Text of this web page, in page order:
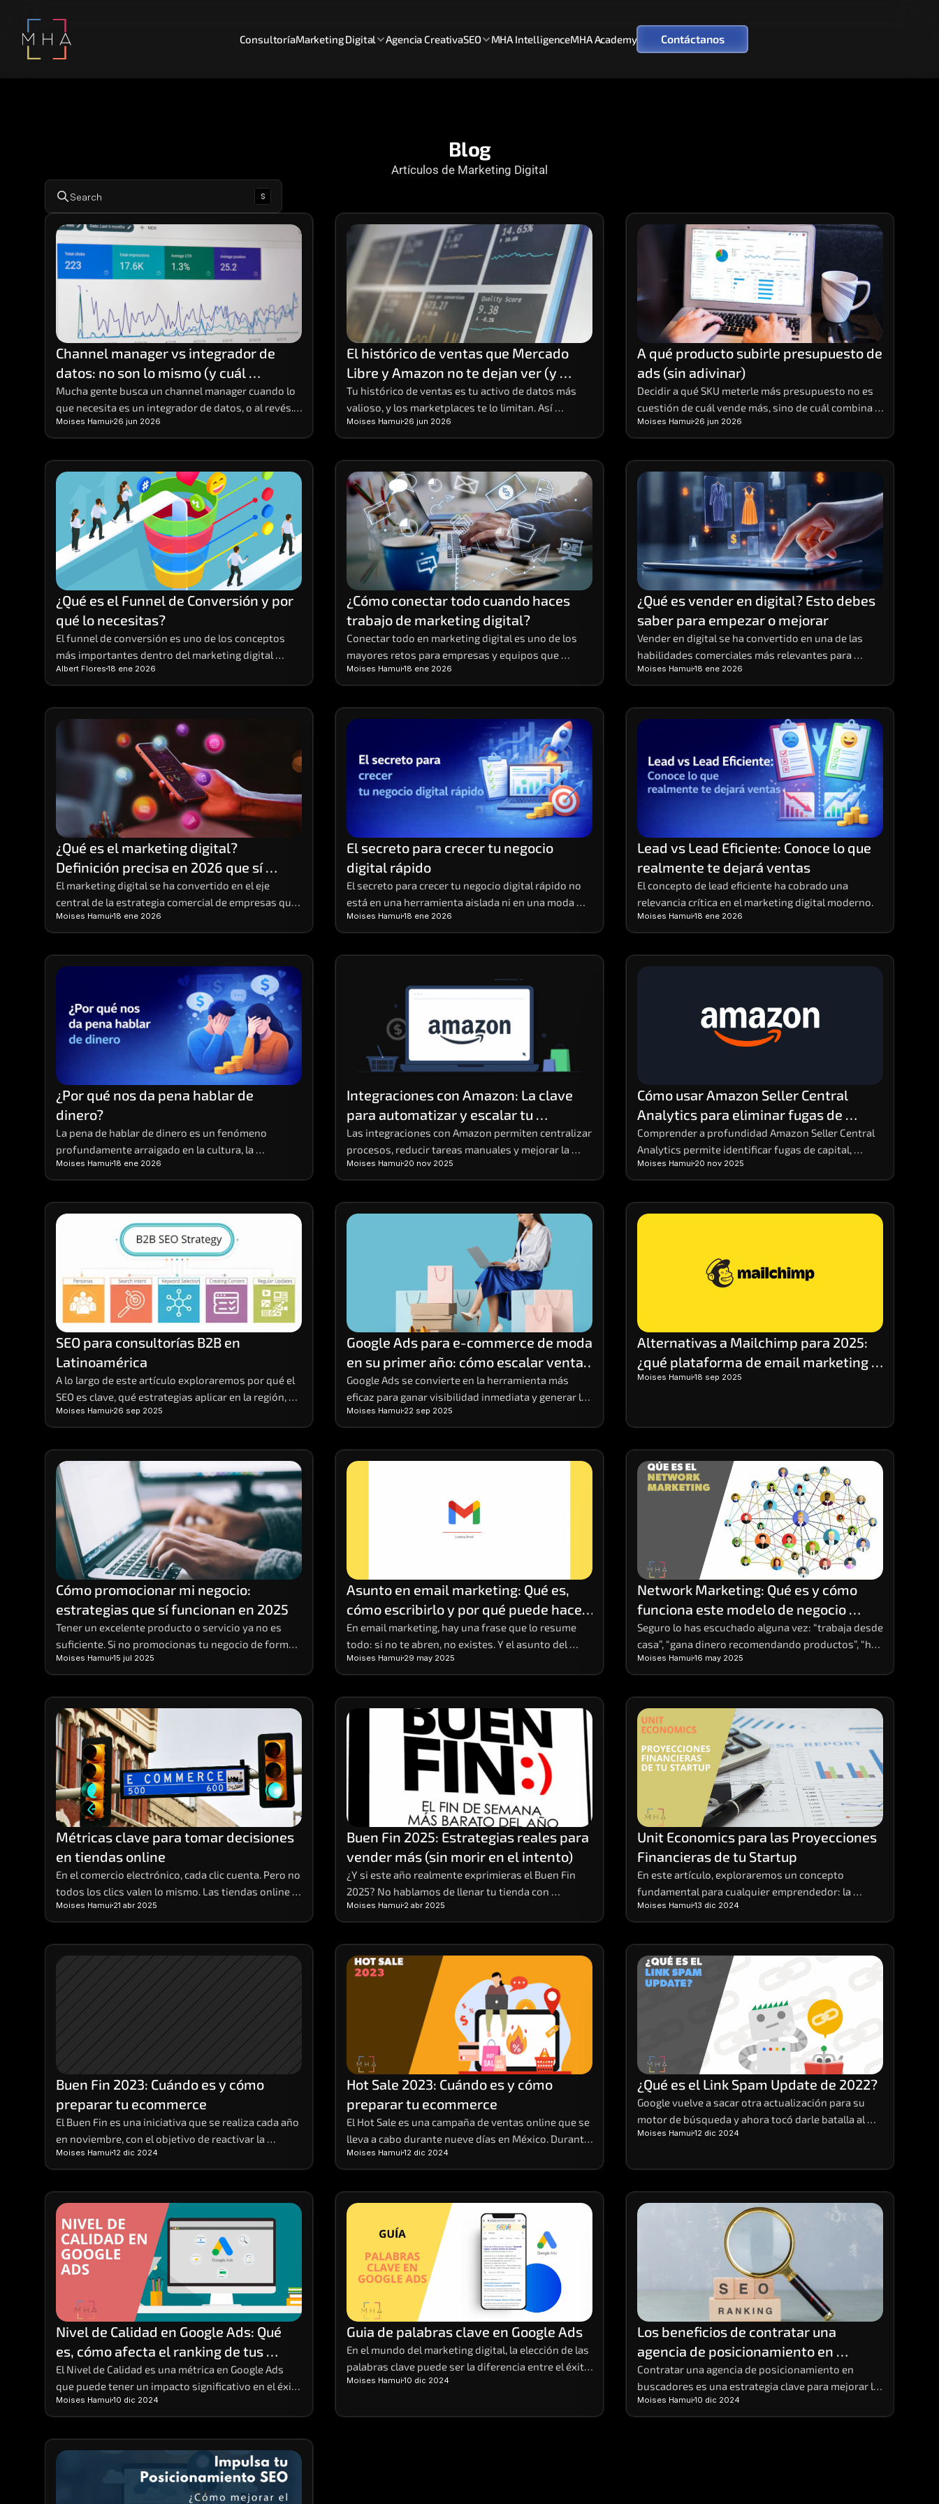
ConsultoríaMarketing Digital Agencia CreativaSEO MHA IntelligenceMHA Academy Contáctanos
Blog
Artículos de Marketing Digital
Search s
Channel manager vs integrador de
datos: no son lo mismo (y cuál
necesitas)
Mucha gente busca un channel manager cuando lo
que necesita es un integrador de datos, o al revés.
Hacen cosas distintas; aquí está la diferencia y
cómo elegir.
Moises Hamui 26 jun 2026
El histórico de ventas que Mercado
Libre y Amazon no te dejan ver (y
cómo conservarlo)
Tu histórico de ventas es tu activo de datos más
valioso, y los marketplaces te lo limitan. Así
funciona la limitación y cómo conservar tu data
completa.
Moises Hamui 26 jun 2026
A qué producto subirle presupuesto de
ads (sin adivinar)
Decidir a qué SKU meterle más presupuesto no es
cuestión de cuál vende más, sino de cuál combina
ROAS real, margen y stock para escalar sin tronar.
Moises Hamui 26 jun 2026
¿Qué es el Funnel de Conversión y por
qué lo necesitas?
El funnel de conversión es uno de los conceptos
más importantes dentro del marketing digital
moderno, aunque también uno de los menos
comprendidos. Muchas empresas generan tráfico
Albert Flores 18 ene 2026
¿Cómo conectar todo cuando haces
trabajo de marketing digital?
Conectar todo en marketing digital es uno de los
mayores retos para empresas y equipos que
ejecutan múltiples acciones al mismo tiempo
Moises Hamui 18 ene 2026
¿Qué es vender en digital? Esto debes
saber para empezar o mejorar
Vender en digital se ha convertido en una de las
habilidades comerciales más relevantes para
empresas y emprendedores que buscan
crecimiento sostenible
Moises Hamui 18 ene 2026
¿Qué es el marketing digital?
Definición precisa en 2026 que sí
entiendes y para poner en práctica
El marketing digital se ha convertido en el eje
central de la estrategia comercial de empresas que
Moises Hamui 18 ene 2026
El secreto para crecer tu negocio
digital rápido
El secreto para crecer tu negocio digital rápido no
está en una herramienta aislada ni en una moda
pasajera.
Moises Hamui 18 ene 2026
Lead vs Lead Eficiente: Conoce lo que
realmente te dejará ventas
El concepto de lead eficiente ha cobrado una
relevancia crítica en el marketing digital moderno.
Moises Hamui 18 ene 2026
¿Por qué nos da pena hablar de
dinero?
La pena de hablar de dinero es un fenómeno
profundamente arraigado en la cultura, la
educación
Moises Hamui 18 ene 2026
Integraciones con Amazon: La clave
para automatizar y escalar tu
operación
Las integraciones con Amazon permiten centralizar
procesos, reducir tareas manuales y mejorar la
eficiencia operativa en negocios digitales.
Moises Hamui 20 nov 2025
Cómo usar Amazon Seller Central
Analytics para eliminar fugas de
dinero y aumentar la rentabilidad
Comprender a profundidad Amazon Seller Central
Analytics permite identificar fugas de capital,
optimizar decisiones y reforzar estrategias
comerciales. Dominar estos datos facilita anticipar
variaciones en la demanda y mejorar márgenes sin
aumentar costos. Para análisis comparativos
precisa del rendimiento.
Moises Hamui 20 nov 2025
SEO para consultorías B2B en
Latinoamérica
A lo largo de este artículo exploraremos por qué el
SEO es clave, qué estrategias aplicar en la región,
cómo segmentar el mercado de manera efectiva y
cómo medir resultados de forma realista.
Moises Hamui 26 sep 2025
Google Ads para e-commerce de moda
en su primer año: cómo escalar ventas
desde cero
Google Ads se convierte en la herramienta más
eficaz para ganar visibilidad inmediata y generar las
primeras ventas.
Moises Hamui 22 sep 2025
Alternativas a Mailchimp para 2025:
¿qué plataforma de email marketing
elegir?
Moises Hamui 18 sep 2025
Cómo promocionar mi negocio:
estrategias que sí funcionan en 2025
Tener un excelente producto o servicio ya no es
suficiente. Si no promocionas tu negocio de forma
efectiva, es muy probable que pases desapercibido.
Hoy, competir en entornos digitales requiere una
estrategia sólida, basada en datos, visibilidad
multicanal y contenido relevante.
Moises Hamui 15 jul 2025
Asunto en email marketing: Qué es,
cómo escribirlo y por qué puede hacer
o romper tu campaña
En email marketing, hay una frase que lo resume
todo: si no te abren, no existes. Y el asunto del
correo es el primer (y a veces único) punto de
contacto que tienes para captar la atención del
lector. Puede parecer una línea de texto más, pero
es el anzuelo que decide si el mensaje será
ignorado, eliminado o abierto con interés.
Moises Hamui 29 may 2025
Network Marketing: Qué es y cómo
funciona este modelo de negocio
basado en redes
Seguro lo has escuchado alguna vez: “trabaja desde
casa”, “gana dinero recomendando productos”, “haz
crecer tu red y obtén ingresos residuales”. Estas
frases, comunes en redes sociales o eventos de
emprendimiento, suelen estar relacionadas con el
Network Marketing. ¿Pero qué es exactamente y
cómo funciona? ¿Es una estafa o una forma real de
generar ingresos?
Moises Hamui 16 may 2025
Métricas clave para tomar decisiones
en tiendas online
En el comercio electrónico, cada clic cuenta. Pero no
todos los clics valen lo mismo. Las tiendas online
que realmente crecen son aquellas que aprenden a
interpretar los datos detrás de cada visita, compra
o carrito abandonado.
Moises Hamui 21 abr 2025
Buen Fin 2025: Estrategias reales para
vender más (sin morir en el intento)
¿Y si este año realmente exprimieras el Buen Fin
2025? No hablamos de llenar tu tienda con
promociones vacías o descuentos que solo te
dejan números rojos.
Moises Hamui 2 abr 2025
Unit Economics para las Proyecciones
Financieras de tu Startup
En este artículo, exploraremos un concepto
fundamental para cualquier emprendedor: la
economía unitaria, o unit economics, en inglés.
Desglosaremos qué son, cómo calcularlas y por qué
son tan importantes para el éxito de tu negocio.
Las economías unitarias o unit economics son la
base sobre la cual construir proyecciones
financieras sólidas y tomar decisiones estratégicas
Moises Hamui 13 dic 2024
Buen Fin 2023: Cuándo es y cómo
preparar tu ecommerce
El Buen Fin es una iniciativa que se realiza cada año
en noviembre, con el objetivo de reactivar la
economía, impulsar las ventas y ofrecer beneficios
a los consumidores y a los comerciantes. Durante
el Buen Fin, las empresas participantes ofrecen
descuentos, promociones y facilidades de pago en
sus productos y servicios, tanto en tiendas físicas
como en línea.
Moises Hamui 12 dic 2024
Hot Sale 2023: Cuándo es y cómo
preparar tu ecommerce
El Hot Sale es una campaña de ventas online que se
lleva a cabo durante nueve días en México. Durante
este evento, distintas empresas de venta y
servicios preparan sus e-commerces, para brindar
sus productos a sus clientes con promociones y
descuentos que no se ven en cualquier otra época
Moises Hamui 12 dic 2024
¿Qué es el Link Spam Update de 2022?
Google vuelve a sacar otra actualización para su
motor de búsqueda y ahora tocó darle batalla al
tema del spam. Así pues, salió a mediados de
Veamos en qué consiste.
Moises Hamui 12 dic 2024
Nivel de Calidad en Google Ads: Qué
es, cómo afecta el ranking de tus
anuncios y cómo mejorarlo
El Nivel de Calidad es una métrica en Google Ads
que puede tener un impacto significativo en el éxito
Moises Hamui 10 dic 2024
Guia de palabras clave en Google Ads
En el mundo del marketing digital, la elección de las
palabras clave puede ser la diferencia entre el éxito
y el fracaso de una campaña. Imagina tener el poder
cuando están buscando lo que ofreces.
Moises Hamui 10 dic 2024
Los beneficios de contratar una
agencia de posicionamiento en
buscadores
Contratar una agencia de posicionamiento en
buscadores es una estrategia clave para mejorar la
visibilidad de tu negocio en línea.  Estas agencias
ofrecen el conocimiento y la experiencia necesarios
Moises Hamui 10 dic 2024